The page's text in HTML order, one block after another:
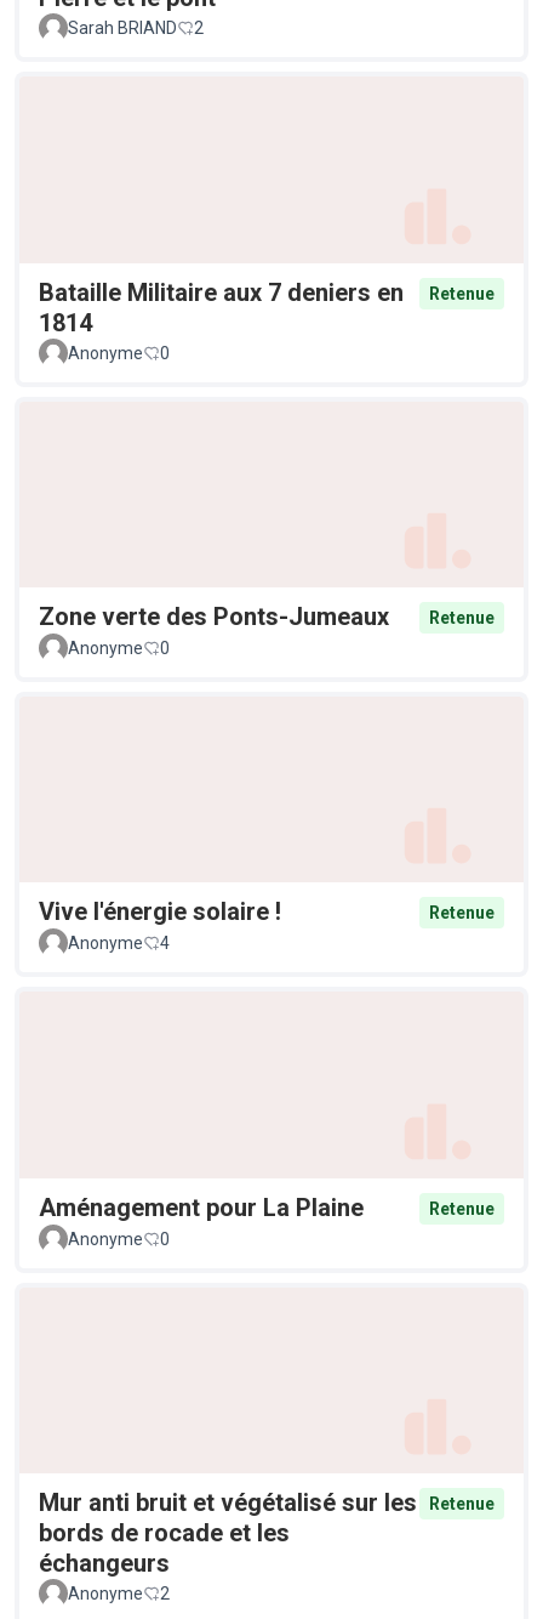
Sarah BRIAND 2
Bataille Militaire aux 7 deniers en
1814
Retenue
Anonyme 0
Zone verte des Ponts-Jumeaux
Retenue
Anonyme
0
Vive l'énergie solaire !
Retenue
Anonyme
4
Aménagement pour La Plaine
Retenue
Anonyme
0
Mur anti bruit et végétalisé sur les
bords de rocade et les
échangeurs
Retenue
Anonyme 2